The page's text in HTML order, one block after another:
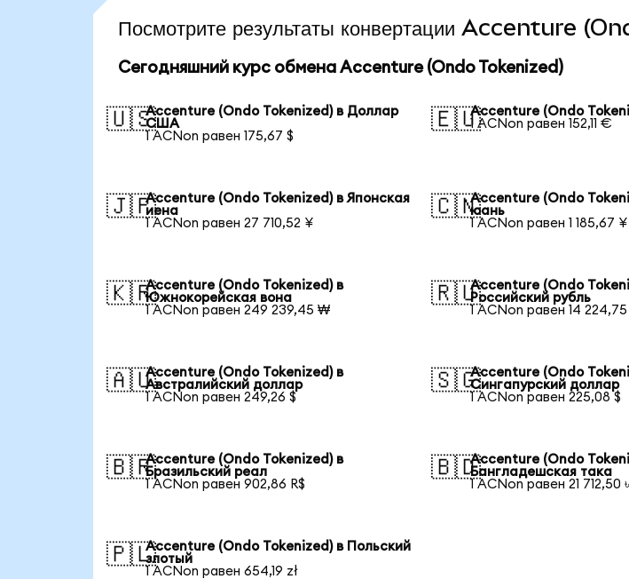
Посмотрите результаты конвертации Accenture
Сегодняшний курс обмена Accenture (Ondo Tokenized)
🇺🇸Accenture (Ondo Tokenized) в Доллар
США
1 ACNon равен 175,67 $
🇪🇺Accenture (Ondo
1 ACNon равен 152,11 €
🇯🇵Accenture (Ondo Tokenized) в Японская
иена
1 ACNon равен 27 710,52 ¥
🇨🇳Accenture (Ondo
юань
1 ACNon равен 1 185,67 ¥
🇰🇷Accenture (Ondo Tokenized) в
Южнокорейская вона
1 ACNon равен 249 239,45 ₩
🇷🇺Accenture (Ondo
Российский рубль
1 ACNon равен 14
🇦🇺Accenture (Ondo Tokenized) в
Австралийский доллар
1 ACNon равен 249,26 $
🇸🇬Accenture (Ondo
Сингапурский доллар
1 ACNon равен 225,08 $
🇧🇷Accenture (Ondo Tokenized) в
Бразильский реал
1 ACNon равен 902,86 R$
🇧🇩Accenture (Ondo
Бангладешская така
1 ACNon равен 21 712,50 ৳
🇵🇱Accenture (Ondo Tokenized) в Польский
злотый
1 ACNon равен 654,19 zł